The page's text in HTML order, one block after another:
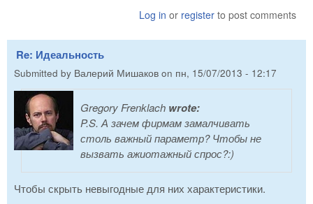
Log in or register to post comments
Re: Идеальность
Submitted by Валерий Мишаков on пн, 15/07/2013 - 12:17
Gregory Frenklach wrote:
P.S. А зачем фирмам замалчивать
столь важный параметр? Чтобы не
вызвать ажиотажный спрос?:)
Чтобы скрыть невыгодные для них характеристики.